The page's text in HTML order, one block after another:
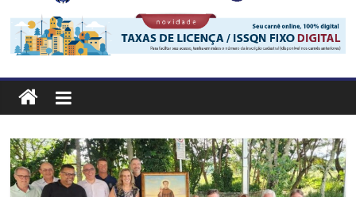
Prefeitura
Estância
Turística
Guaratinguetá
Prefeitura